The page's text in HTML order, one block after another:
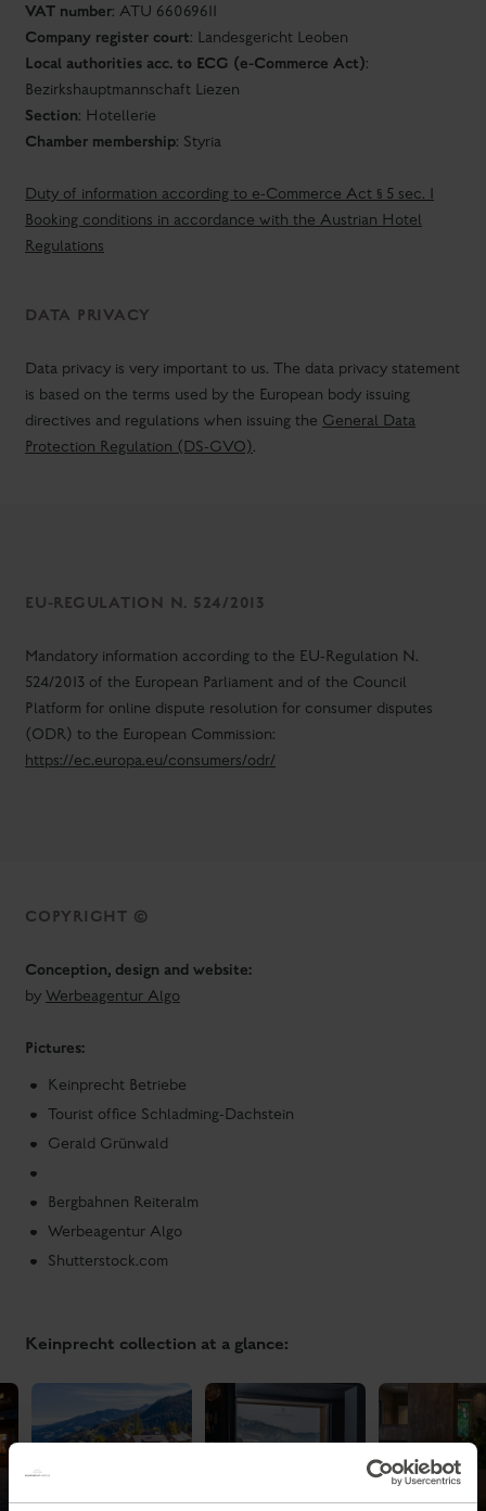
VAT number: ATU 66069611
Company register court: Landesgericht Leoben
Local authorities acc. to ECG (e-Commerce Act):
Bezirkshauptmannschaft Liezen
Section: Hotellerie
Chamber membership: Styria
Duty of information according to e-Commerce Act § 5 sec. 1
Booking conditions in accordance with the Austrian Hotel
Regulations
DATA PRIVACY
Data privacy is very important to us. The data privacy statement
is based on the terms used by the European body issuing
directives and regulations when issuing the General Data
Protection Regulation (DS-GVO).
EU-REGULATION N. 524/2013
Mandatory information according to the EU-Regulation N.
524/2013 of the European Parliament and of the Council
Platform for online dispute resolution for consumer disputes
(ODR) to the European Commission:
https://ec.europa.eu/consumers/odr/
COPYRIGHT ©
Conception, design and website:
by Werbeagentur Algo
Pictures:
Keinprecht Betriebe
Tourist office Schladming-Dachstein
Gerald Grünwald
Bergbahnen Reiteralm
Werbeagentur Algo
Shutterstock.com
Keinprecht collection at a glance: